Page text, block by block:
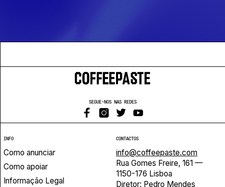
SEGUE-NOS NAS REDES
INFO
Como anunciar
Como apoiar
Informação Legal
CONTACTOS
info@coffeepaste.com
Rua Gomes Freire, 161 —
1150-176 Lisboa
Diretor: Pedro Mendes